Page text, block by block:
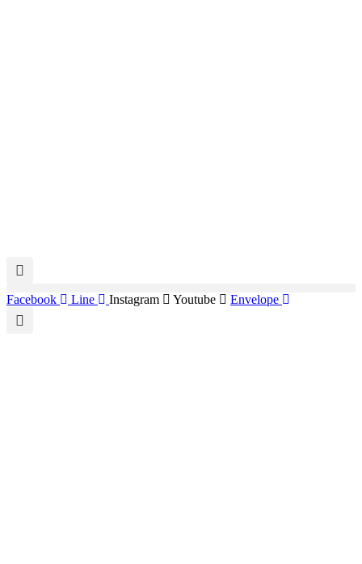
Facebook Line Instagram Youtube Envelope